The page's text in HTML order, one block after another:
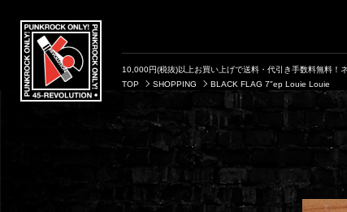
10,000円(税抜)以上お買い上げで送料・代引き手数料無料！
TOP
SHOPPING BLACK FLAG 7"ep Louie Louie